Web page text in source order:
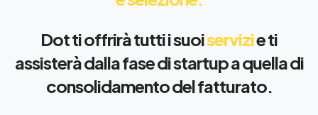
Dot ti offrirà tutti i suoiservizie ti
assisterà dalla fase di startup a quella di
consolidamento del fatturato.